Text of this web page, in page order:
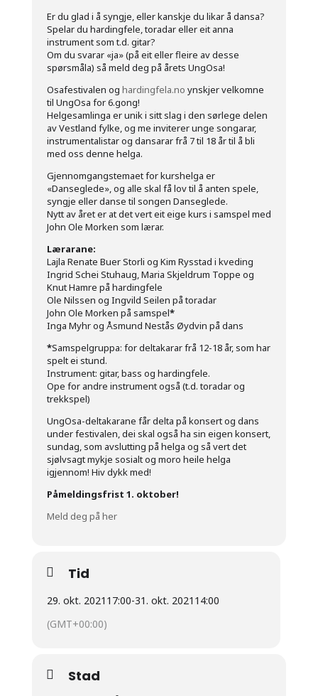
Er du glad i å syngje, eller kanskje du likar å dansa?
Spelar du hardingfele, toradar eller eit anna
instrument som t.d. gitar?
Om du svarar «ja» (på eit eller fleire av desse
spørsmåla) så meld deg på årets UngOsa!
Osafestivalen og hardingfela.no ynskjer velkomne
til UngOsa for 6.gong!
Helgesamlinga er unik i sitt slag i den sørlege delen
av Vestland fylke, og me inviterer unge songarar,
instrumentalistar og dansarar frå 7 til 18 år til å bli
med oss denne helga.
Gjennomgangstemaet for kurshelga er
«Danseglede», og alle skal få lov til å anten spele,
syngje eller danse til songen Danseglede.
Nytt av året er at det vert eit eige kurs i samspel med
John Ole Morken som lærar.
Lærarane:
Lajla Renate Buer Storli og Kim Rysstad i kveding
Ingrid Schei Stuhaug, Maria Skjeldrum Toppe og
Knut Hamre på hardingfele
Ole Nilssen og Ingvild Seilen på toradar
John Ole Morken på samspel*
Inga Myhr og Åsmund Nestås Øydvin på dans
*Samspelgruppa: for deltakarar frå 12-18 år, som har
spelt ei stund.
Instrument: gitar, bass og hardingfele.
Ope for andre instrument også (t.d. toradar og
trekkspel)
UngOsa-deltakarane får delta på konsert og dans
under festivalen, dei skal også ha sin eigen konsert,
sundag, som avslutting på helga og så vert det
sjølvsagt mykje sosialt og moro heile helga
igjennom! Hiv dykk med!
Påmeldingsfrist 1. oktober!
Meld deg på her
Tid
29. okt. 2021 17:00-31. okt. 2021 14:00
(GMT+00:00)
Stad